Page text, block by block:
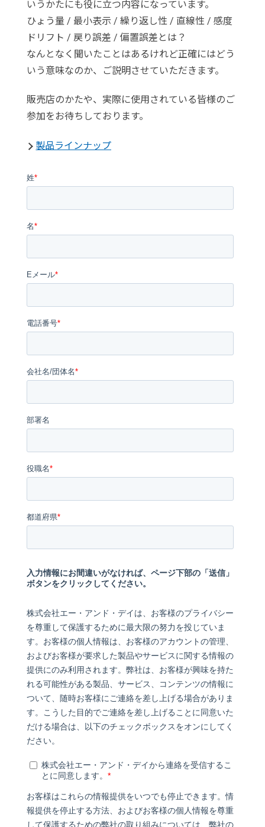
いうかたにも役に立つ内容になっています。
ひょう量 / 最小表示 / 繰り返し性 / 直線性 / 感度
ドリフト / 戻り誤差 / 偏置誤差とは？
なんとなく聞いたことはあるけれど正確にはどう
いう意味なのか、ご説明させていただきます。
販売店のかたや、実際に使用されている皆様のご
参加をお待ちしております。
製品ラインナップ